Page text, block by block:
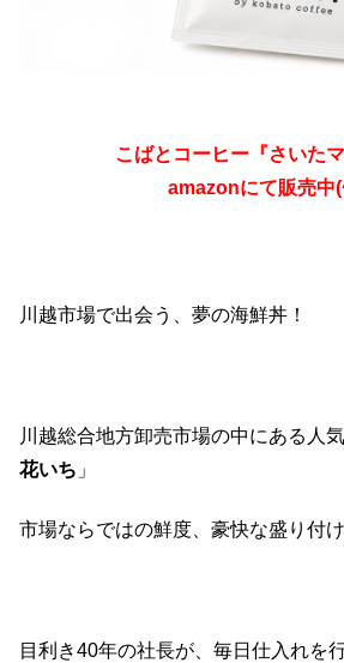
こばとコーヒー『さいたマ
amazonにて販売中
川越市場で出会う、夢の海鮮丼！
川越総合地方卸売市場の中にある人気
花いち 」
市場ならではの鮮度、豪快な盛り付
目利き40年の社長が、毎日仕入れを